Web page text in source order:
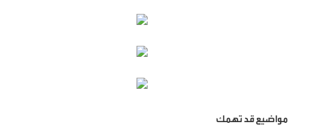
مواضيع قد تهمك